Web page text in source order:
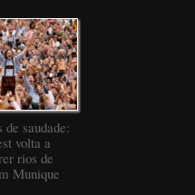
de saudade:
volta a
rios de
Munique